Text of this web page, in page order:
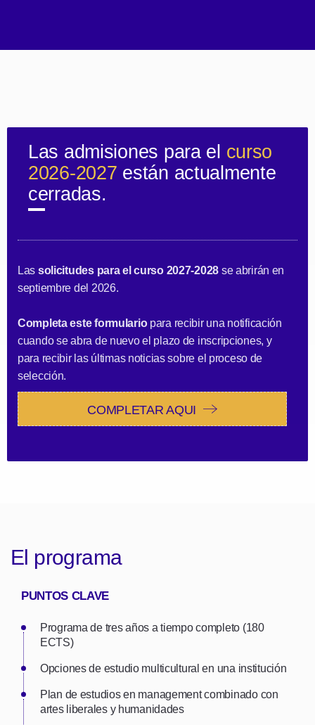
Las admisiones para el curso
2026-2027 están actualmente
cerradas.
Las solicitudes para el curso 2027-2028 se abrirán en
septiembre del 2026.
Completa este formulariopara recibir una notificación
cuando se abra de nuevo el plazo de inscripciones, y
para recibir las últimas noticias sobre el proceso de
selección.
COMPLETAR AQUI
El programa
PUNTOS CLAVE
Programa de tres años a tiempo completo (180
ECTS)
Opciones de estudio multicultural en una institución
Plan de estudios en management combinado con
artes liberales y humanidades